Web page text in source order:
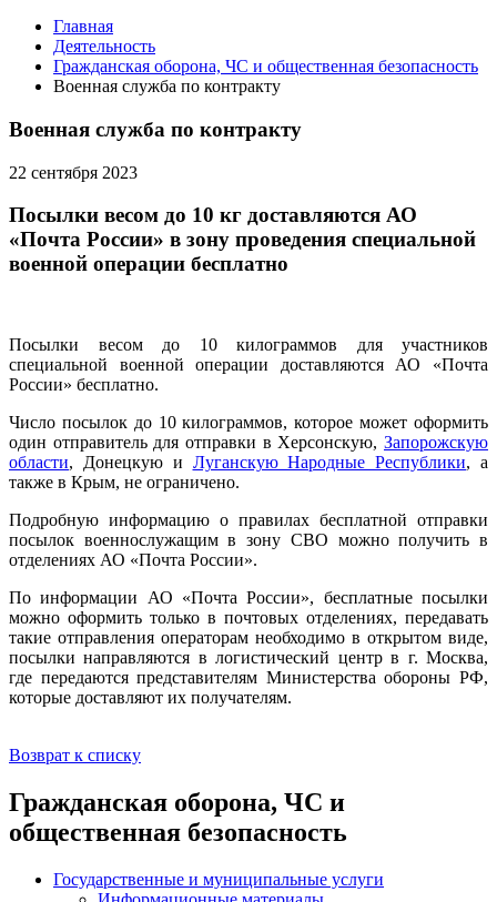
Главная
Деятельность
Гражданская оборона, ЧС и общественная безопасность
Военная служба по контракту
Военная служба по контракту
22 сентября 2023
Посылки весом до 10 кг доставляются АО
«Почта России» в зону проведения специальной
военной операции бесплатно
Посылки весом до 10 килограммов для участников
специальной военной операции доставляются АО «Почта
России» бесплатно.
Число посылок до 10 килограммов, которое может оформить
один отправитель для отправки в Херсонскую, Запорожскую
области, Донецкую и Луганскую Народные Республики, а
также в Крым, не ограничено.
Подробную информацию о правилах бесплатной отправки
посылок военнослужащим в зону СВО можно получить в
отделениях АО «Почта России».
По информации АО «Почта России», бесплатные посылки
можно оформить только в почтовых отделениях, передавать
такие отправления операторам необходимо в открытом виде,
посылки направляются в логистический центр в г. Москва,
где передаются представителям Министерства обороны РФ,
которые доставляют их получателям.
Возврат к списку
Гражданская оборона, ЧС и
общественная безопасность
Государственные и муниципальные услуги